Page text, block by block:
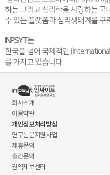
하는 그리고 심리학을 사랑하는
수 있는 플랫폼과 심리생태계를 구
INPSYT는
한국을 넘어 국제적인
를 가지고 있습니다.
회사소개
이용약관
개인정보처리방침
연구논문지원사업
제휴문의
출간문의
권익제보센터